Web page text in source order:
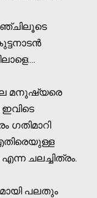
മനുഷ്യരെ
ഇവിടെ
ഗതിമാറി
ചലച്ചിത്രം.
പലതും